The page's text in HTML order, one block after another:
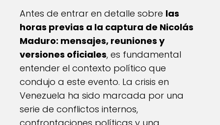
Antes de entrar en detalle sobre las
horas previas a la captura de Nicolás
Maduro: mensajes, reuniones y
versiones oficiales, es fundamental
entender el contexto político que
condujo a este evento. La crisis en
Venezuela ha sido marcada por una
serie de conflictos internos,